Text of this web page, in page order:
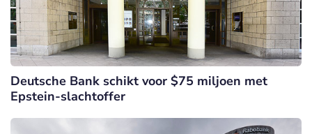
Deutsche Bank schikt voor $75 miljoen met
Epstein-slachtoffer